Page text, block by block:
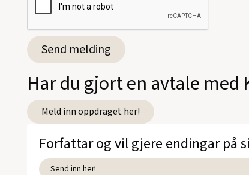
Har du gjort en avtale
Meld inn oppdraget her!
Forfattar og vil gjere endingar på
Send inn her!